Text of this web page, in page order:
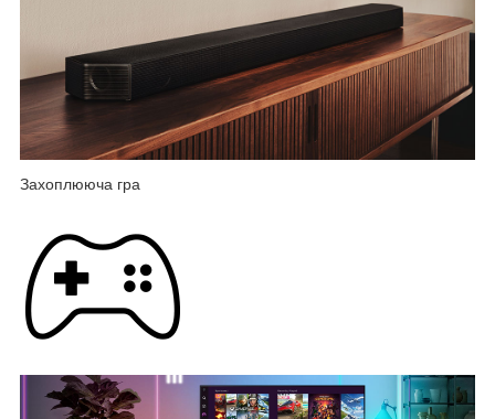
Захоплююча гра